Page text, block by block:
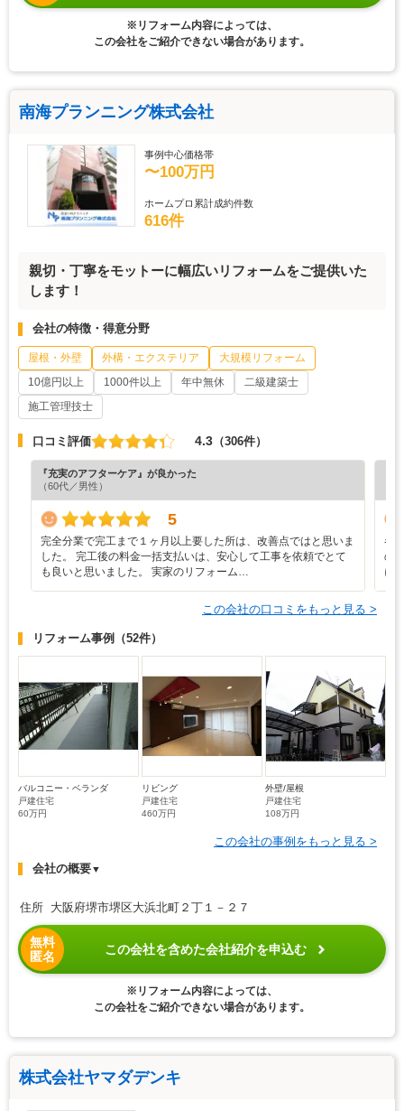
※リフォーム内容によっては、
この会社をご紹介できない場合があります。
南海プランニング株式会社
事例中心価格帯
〜100万円
ホームプロ累計成約件数
616件
親切・丁寧をモットーに幅広いリフォームをご提供いた
します！
会社の特徴・得意分野
屋根・外壁 外構・エクステリア
大規模リフォーム
10億円以上
1000件以上 年中無休
二級建築士
施工管理技士
口コミ評価 4.3 （306件）
『充実のアフターケア』が良かった
（60代／男性）
5
完全分業で完工まで１ヶ月以上要した所は、改善点ではと思いま
した。 完工後の料金一括支払いは、安心して工事を依頼でとて
も良いと思いました。 実家のリフォーム…
各
の
に
この会社の口コミをもっと見る >
リフォーム事例 （52件）
バルコニー・ベランダ
戸建住宅
60万円
リビング
戸建住宅
460万円
外壁/屋根
戸建住宅
108万円
この会社の事例をもっと見る >
会社の概要▼
住所 大阪府堺市堺区大浜北町２丁１－２７
無料
匿名
この会社を含めた会社紹介を申込む
※リフォーム内容によっては、
この会社をご紹介できない場合があります。
株式会社ヤマダデンキ